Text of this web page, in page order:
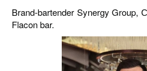
Brand-bartender Synergy Group,
Flacon bar.